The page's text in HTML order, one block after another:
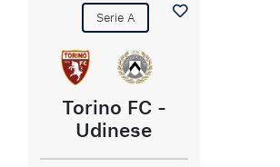
Serie A
Torino FC -
Udinese